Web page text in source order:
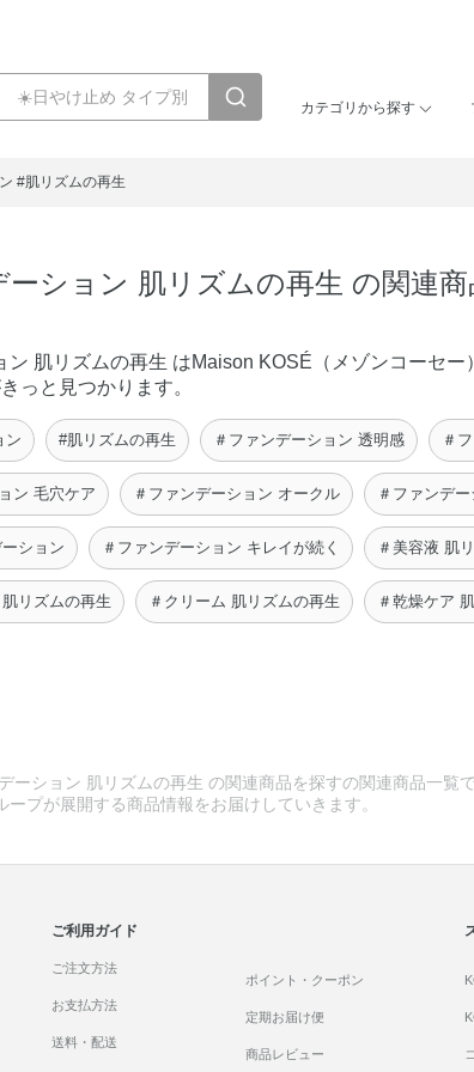
カテゴリから探す
#肌リズムの再生
ーション 肌リズムの再生 の関連商
ン 肌リズムの再生 はMaison KOSÉ（メゾンコーセ
っと見つかります。
ン #肌リズムの再生 ＃ファンデーション 透明感 ＃
ン 毛穴ケア ＃ファンデーション オークル ＃ファンデ
ション ＃ファンデーション キレイが続く ＃美容液 肌
リズムの再生 ＃クリーム 肌リズムの再生 ＃乾燥ケア
ーション 肌リズムの再生 の関連商品を探すの関連商品一
ープが展開する商品情報をお届けしていきます。
ご利用ガイド
ご注文方法
お支払方法
送料・配送
ポイント・クーポン
定期お届け便
商品レビュー